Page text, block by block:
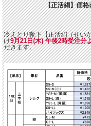
【正活絹】価
冷えとり靴下【正活絹（せい
け9月21日(木) 午後2時受注分
だきます。